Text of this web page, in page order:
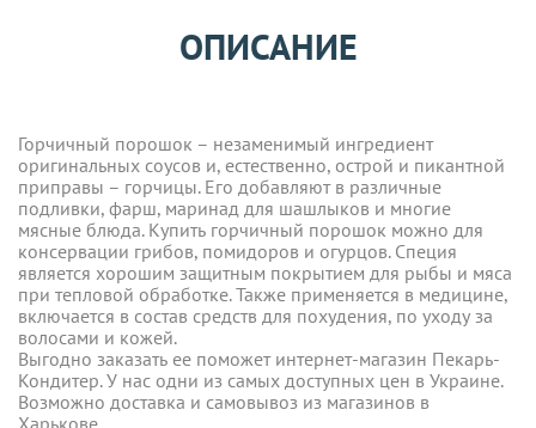
ОПИСАНИЕ
Горчичный порошок – незаменимый ингредиент
оригинальных соусов и, естественно, острой и пикантной
приправы – горчицы. Его добавляют в различные
подливки, фарш, маринад для шашлыков и многие
мясные блюда. Купить горчичный порошок можно для
консервации грибов, помидоров и огурцов. Специя
является хорошим защитным покрытием для рыбы и мяса
при тепловой обработке. Также применяется в медицине,
включается в состав средств для похудения, по уходу за
волосами и кожей.
Выгодно заказать ее поможет интернет-магазин Пекарь-
Кондитер. У нас одни из самых доступных цен в Украине.
Возможно доставка и самовывоз из магазинов в
Харькове.